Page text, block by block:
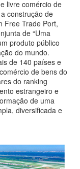
livre comércio de
construção de
Free Trade Port,
de “Uma
produto público
do mundo.
de 140 países e
de bens do
do ranking
estrangeiro e
de uma
diversificada e